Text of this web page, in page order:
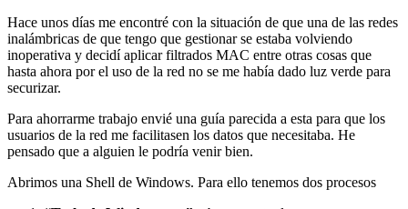
Hace unos días me encontré con la situación de que una de las redes
inalámbricas de que tengo que gestionar se estaba volviendo
inoperativa y decidí aplicar filtrados MAC entre otras cosas que
hasta ahora por el uso de la red no se me había dado luz verde para
securizar.
Para ahorrarme trabajo envié una guía parecida a esta para que los
usuarios de la red me facilitasen los datos que necesitaba. He
pensado que a alguien le podría venir bien.
Abrimos una Shell de Windows. Para ello tenemos dos procesos